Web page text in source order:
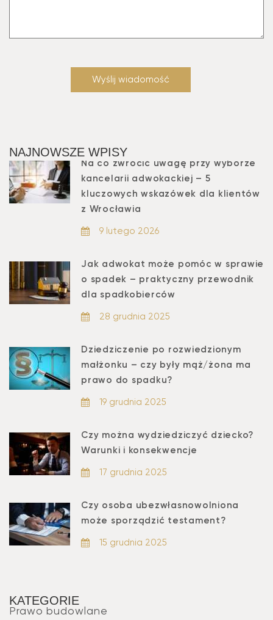
NAJNOWSZE WPISY
Na co zwrócić uwagę przy wyborze
kancelarii adwokackiej – 5
kluczowych wskazówek dla klientów
z Wrocławia
9 lutego 2026
Jak adwokat może pomóc w sprawie
o spadek – praktyczny przewodnik
dla spadkobierców
28 grudnia 2025
Dziedziczenie po rozwiedzionym
małżonku – czy były mąż/żona ma
prawo do spadku?
19 grudnia 2025
Czy można wydziedziczyć dziecko?
Warunki i konsekwencje
17 grudnia 2025
Czy osoba ubezwłasnowolniona
może sporządzić testament?
15 grudnia 2025
KATEGORIE
Prawo budowlane